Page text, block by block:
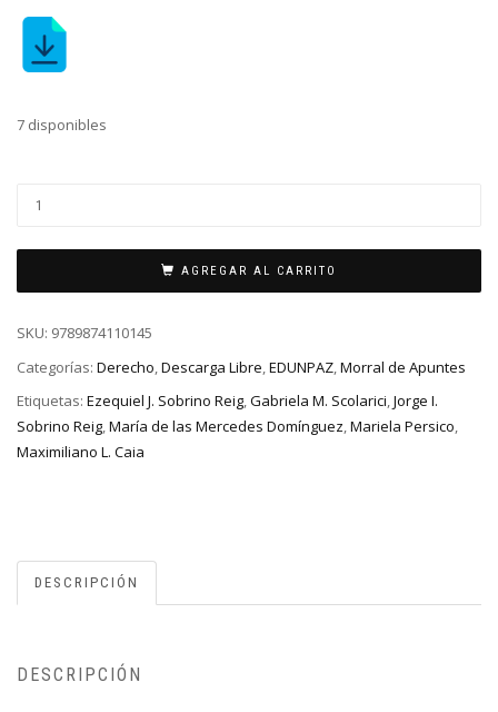
7 disponibles
AGREGAR AL CARRITO
SKU: 9789874110145
Categorías: Derecho,Descarga Libre,EDUNPAZ,Morral de Apuntes
Etiquetas: Ezequiel J. Sobrino Reig,Gabriela M. Scolarici,Jorge I.
Sobrino Reig,María de las Mercedes Domínguez,Mariela Persico,
Maximiliano L. Caia
DESCRIPCIÓN
DESCRIPCIÓN